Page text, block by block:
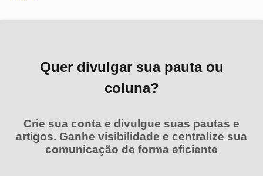
Quer divulgar sua pauta ou
coluna?
Crie sua conta e divulgue suas pautas e
artigos. Ganhe visibilidade e centralize sua
comunicação de forma eficiente